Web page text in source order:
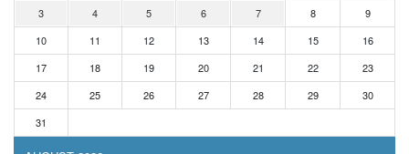
3
4 5 6 7 8
9
10
11 12 13 14 15
16
17
18 19 20 21 22
23
24
25 26 27 28 29
30
31